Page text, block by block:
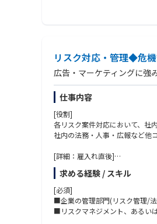
【求める人物像】
ガバナンスやコンプライアンス
誠実に向き合っていただける方
【重視する資質】
■バランス感覚と柔軟な適応力
多彩な業務や突発的な案件に対
■対人調整力とコミュニケーシ
■ホスピタリティと主体性
部署の枠を越えて「組織のため
リスク対応・管理◆危
広告・マーケティングに強
仕事内容
[役割]
各リスク案件対応において、社
社内の法務・人事・広報など他
[詳細：雇入れ直後]
・事案対応時のプロジェクトマネ
・アジェンダ設定
・社内各部署、社外リソース
・問題解決のための方向性検
・プロジェクトリーダーのデ
求める経験 / スキル
[必須]
■企業の管理部門(リスク管理/
■リスクマネジメント、あるい